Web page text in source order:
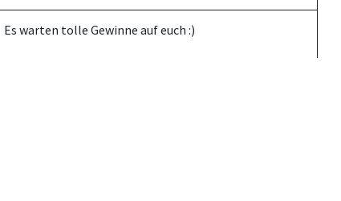
Es warten tolle Gewinne auf euch :)